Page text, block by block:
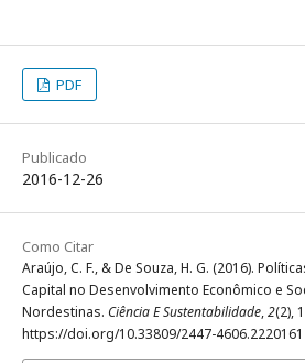
PDF
Publicado
2016-12-26
Como Citar
Araújo, C. F., & De Souza, H. G. (2016).
Capital no Desenvolvimento Econômico e
Nordestinas. Ciência E Sustentabilidade,2(2),
https://doi.org/10.33809/2447-